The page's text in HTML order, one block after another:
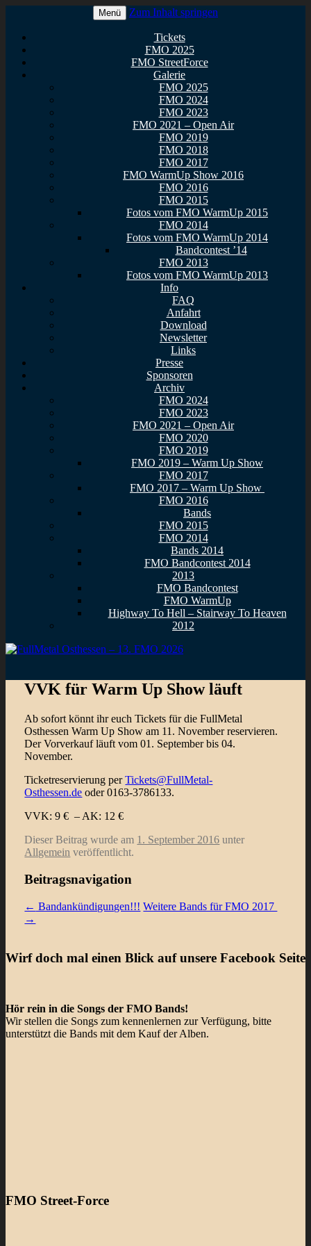
FullMetal Osthessen – 13. FMO
2026
Menü Zum Inhalt springen
Tickets
FMO 2025
FMO StreetForce
Galerie
FMO 2025
FMO 2024
FMO 2023
FMO 2021 – Open Air
FMO 2019
FMO 2018
FMO 2017
FMO WarmUp Show 2016
FMO 2016
FMO 2015
Fotos vom FMO WarmUp 2015
FMO 2014
Fotos vom FMO WarmUp 2014
Bandcontest ’14
FMO 2013
Fotos vom FMO WarmUp 2013
Info
FAQ
Anfahrt
Download
Newsletter
Links
Presse
Sponsoren
Archiv
FMO 2024
FMO 2023
FMO 2021 – Open Air
FMO 2020
FMO 2019
FMO 2019 – Warm Up Show
FMO 2017
FMO 2017 – Warm Up Show
FMO 2016
Bands
FMO 2015
FMO 2014
Bands 2014
FMO Bandcontest 2014
2013
FMO Bandcontest
FMO WarmUp
Highway To Hell – Stairway To Heaven
2012
VVK für Warm Up Show läuft
​Ab sofort könnt ihr euch Tickets für die FullMetal
Osthessen Warm Up Show am 11. November reservieren.
Der Vorverkauf läuft vom 01. September bis 04.
November.
Ticketreservierung perTickets@FullMetal-
Osthessen.de oder 0163-3786133.
VVK: 9 € – AK: 12 €
Dieser Beitrag wurde am 1. September 2016 unter
Allgemein veröffentlicht.
Beitragsnavigation
← Bandankündigungen!!! Weitere Bands für FMO 2017
→
Wirf doch mal einen Blick auf unsere Facebook Seite
Hör rein in die Songs der FMO Bands!
Wir stellen die Songs zum kennenlernen zur Verfügung, bitte
unterstützt die Bands mit dem Kauf der Alben.
FMO Street-Force